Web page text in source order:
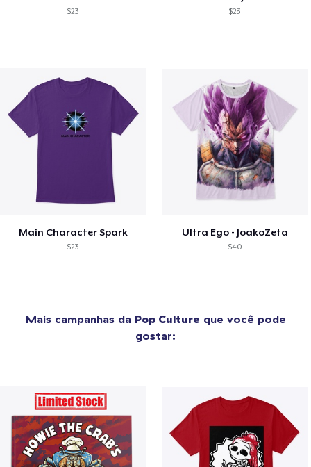
$23 $23
Main Character Spark
$23
Ultra Ego - JoakoZeta
$40
Mais campanhas da Pop Culture que você pode
gostar: